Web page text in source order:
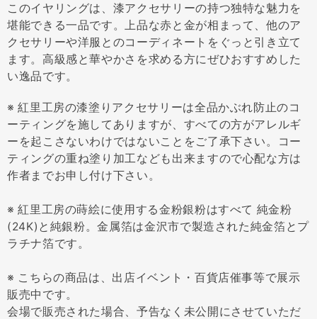
このイヤリングは、漆アクセサリーの持つ独特な魅力を
堪能できる一品です。上品な赤と金が相まって、他のア
クセサリーや洋服とのコーディネートをぐっと引き立て
ます。高級感と華やかさを求める方にぜひおすすめした
い逸品です。
※ 紅里工房の漆塗りアクセサリーは全品かぶれ防止のコ
ーティングを施してありますが、すべての方がアレルギ
ーを起こさないわけではないことをご了承下さい。コー
ティングの重ね塗り加工なども出来ますので心配な方は
作者までお申し付け下さい。
※ 紅里工房の蒔絵に使用する金粉銀粉はすべて 純金粉
(24K)と純銀粉。金属箔は金沢市で製造された純金箔とプ
ラチナ箔です。
※ こちらの商品は、出店イベント・百貨店催事等で展示
販売中です。
会場で販売された場合、予告なく未公開にさせていただ